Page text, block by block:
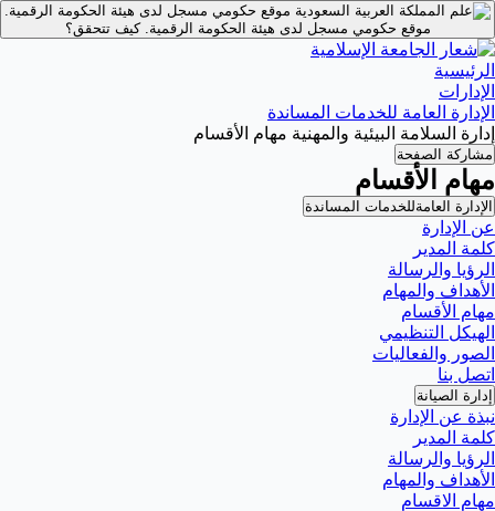
موقع حكومي مسجل لدى هيئة الحكومة الرقمية.
موقع حكومي مسجل لدى هيئة الحكومة الرقمية.كيف تتحقق؟
الرئيسية
الإدارات
الإدارة العامة للخدمات المساندة
إدارة السلامة البيئية والمهنية مهام الأقسام
مشاركة الصفحة
مهام الأقسام
الإدارة العامةللخدمات المساندة
عن الإدارة
كلمة المدير
الرؤيا والرسالة
الأهداف والمهام
مهام الأقسام
الهيكل التنظيمي
الصور والفعاليات
اتصل بنا
إدارة الصيانة
نبذة عن الإدارة
كلمة المدير
الرؤيا والرسالة
الأهداف والمهام
مهام الاقسام